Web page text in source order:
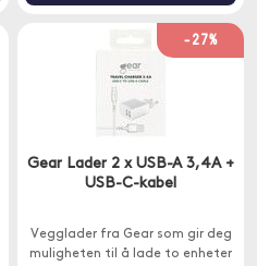
-27%
Gear Lader 2 x USB-A 3,4A +
USB-C-kabel
Vegglader fra Gear som gir deg
muligheten til å lade to enheter